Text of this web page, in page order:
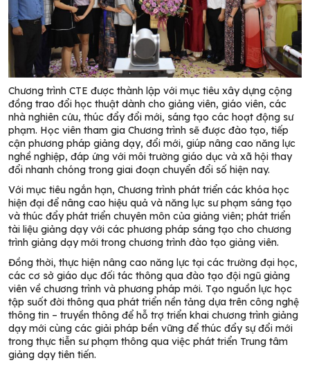
Chương trình CTE được thành lập với mục tiêu xây dựng cộng
đồng trao đổi học thuật dành cho giảng viên, giáo viên, các
nhà nghiên cứu, thúc đẩy đổi mới, sáng tạo các hoạt động sư
phạm. Học viên tham gia Chương trình sẽ được đào tạo, tiếp
cận phương pháp giảng dạy, đổi mới, giúp nâng cao năng lực
nghề nghiệp, đáp ứng với môi trường giáo dục và xã hội thay
đổi nhanh chóng trong giai đoạn chuyển đổi số hiện nay.
Với mục tiêu ngắn hạn, Chương trình phát triển các khóa học
hiện đại để nâng cao hiệu quả và năng lực sư phạm sáng tạo
và thúc đẩy phát triển chuyên môn của giảng viên; phát triển
tài liệu giảng dạy với các phương pháp sáng tạo cho chương
trình giảng dạy mới trong chương trình đào tạo giảng viên.
Đồng thời, thực hiện nâng cao năng lực tại các trường đại học,
các cơ sở giáo dục đối tác thông qua đào tạo đội ngũ giảng
viên về chương trình và phương pháp mới. Tạo nguồn lực học
tập suốt đời thông qua phát triển nền tảng dựa trên công nghệ
thông tin – truyền thông để hỗ trợ triển khai chương trình giảng
dạy mới cùng các giải pháp bền vững để thúc đẩy sự đổi mới
trong thực tiễn sư phạm thông qua việc phát triển Trung tâm
giảng dạy tiên tiến.